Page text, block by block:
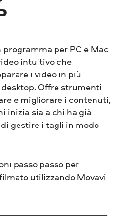
per PC e Mac
intuitivo che
i video in più
Offre strumenti
e migliorare i contenuti,
inizia sia a chi ha già
gestire i tagli in modo
passo passo per
utilizzando Movavi